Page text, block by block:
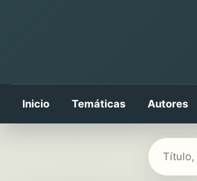
Inicio Temáticas Autores
Buscar